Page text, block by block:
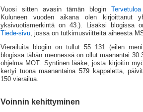
Vuosi sitten avasin tämän blogin
Kuluneen vuoden aikana olen kirjoittanut
yksivuotismerkintä on 43.). Lisäksi blogissa
Tiede-sivu , jossa on tutkimusviitteitä aiheesta
Vierailuita blogiin on tullut 55 131 (eilen
blogissa tähän mennessä on ollut maanantai
ohjelma MOT: Syntinen lääke, josta kirjoitin
kertyi tuona maanantaina 579 kappaletta,
150 vierailua.
Voinnin kehittyminen